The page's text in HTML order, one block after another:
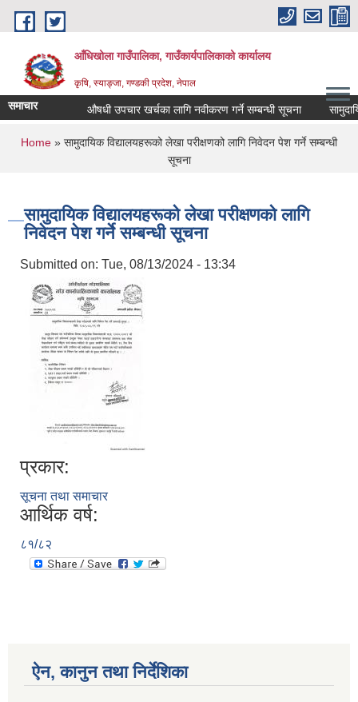
Skip to main content
आँधिखोला गाउँपालिका, गाउँकार्यपालिकाको कार्यालय
कृषि, स्याङ्जा, गण्डकी प्रदेश, नेपाल
समाचार औषधी उपचार खर्चका लागि नवीकरण गर्ने सम्बन्धी सूचना
You are here
Home » सामुदायिक विद्यालयहरूको लेखा परीक्षणको लागि निवेदन पेश गर्ने सम्बन्धी
सूचना
सामुदायिक विद्यालयहरूको लेखा परीक्षणको लागि
निवेदन पेश गर्ने सम्बन्धी सूचना
Submitted on: Tue, 08/13/2024 - 13:34
प्रकार:
सूचना तथा समाचार
आर्थिक वर्ष:
८१/८२
ऐन, कानुन तथा निर्देशिका